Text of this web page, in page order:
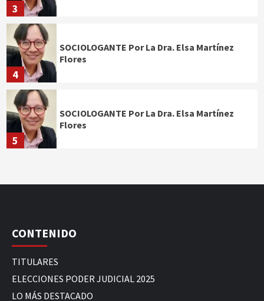
3
4
SOCIOLOGANTE Por La Dra. Elsa Martínez
Flores
5
SOCIOLOGANTE Por La Dra. Elsa Martínez
Flores
CONTENIDO
TITULARES
ELECCIONES PODER JUDICIAL 2025
LO MÁS DESTACADO